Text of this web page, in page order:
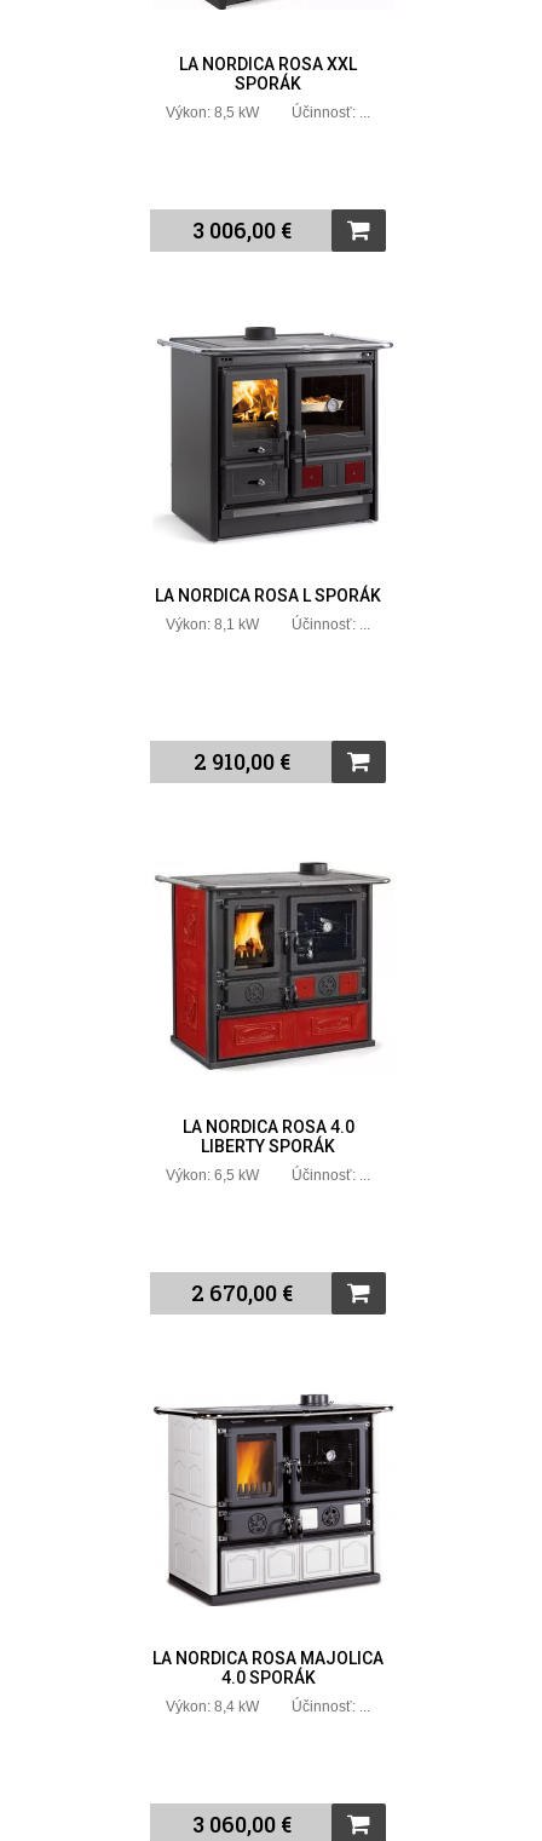
LA NORDICA ROSA XXL
SPORÁK
Výkon: 8,5 kW Účinnosť: ...
3 006,00 €
LA NORDICA ROSA L SPORÁK
Výkon: 8,1 kW Účinnosť: ...
2 910,00 €
LA NORDICA ROSA 4.0
LIBERTY SPORÁK
Výkon: 6,5 kW Účinnosť: ...
2 670,00 €
LA NORDICA ROSA MAJOLICA
4.0 SPORÁK
Výkon: 8,4 kW Účinnosť: ...
3 060,00 €